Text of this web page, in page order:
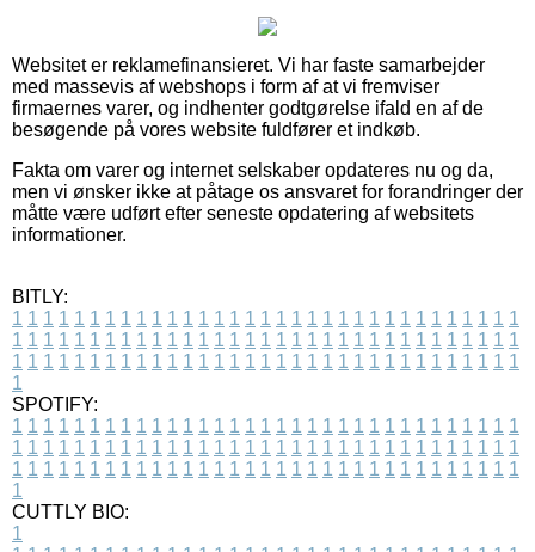
Websitet er reklamefinansieret. Vi har faste samarbejder
med massevis af webshops i form af at vi fremviser
firmaernes varer, og indhenter godtgørelse ifald en af de
besøgende på vores website fuldfører et indkøb.
Fakta om varer og internet selskaber opdateres nu og da,
men vi ønsker ikke at påtage os ansvaret for forandringer der
måtte være udført efter seneste opdatering af websitets
informationer.
BITLY:
1 1 1 1 1 1 1 1 1 1 1 1 1 1 1 1 1 1 1 1 1 1 1 1 1 1 1 1 1 1 1 1 1
1 1 1 1 1 1 1 1 1 1 1 1 1 1 1 1 1 1 1 1 1 1 1 1 1 1 1 1 1 1 1 1 1
1 1 1 1 1 1 1 1 1 1 1 1 1 1 1 1 1 1 1 1 1 1 1 1 1 1 1 1 1 1 1 1 1
1
SPOTIFY:
1 1 1 1 1 1 1 1 1 1 1 1 1 1 1 1 1 1 1 1 1 1 1 1 1 1 1 1 1 1 1 1 1
1 1 1 1 1 1 1 1 1 1 1 1 1 1 1 1 1 1 1 1 1 1 1 1 1 1 1 1 1 1 1 1 1
1 1 1 1 1 1 1 1 1 1 1 1 1 1 1 1 1 1 1 1 1 1 1 1 1 1 1 1 1 1 1 1 1
1
CUTTLY BIO:
1